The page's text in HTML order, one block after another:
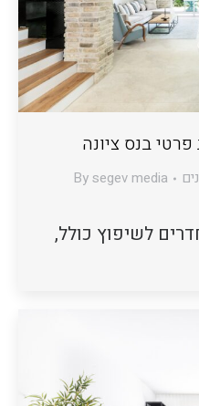
פרטי בנס ציונה
Bysegev media
לשיפוץ כולל,